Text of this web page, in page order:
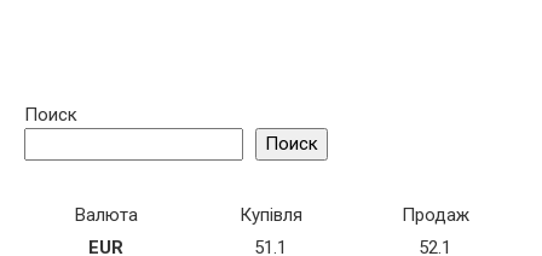
Поиск
Поиск
Валюта Купівля
Продаж
EUR
51.1 52.1